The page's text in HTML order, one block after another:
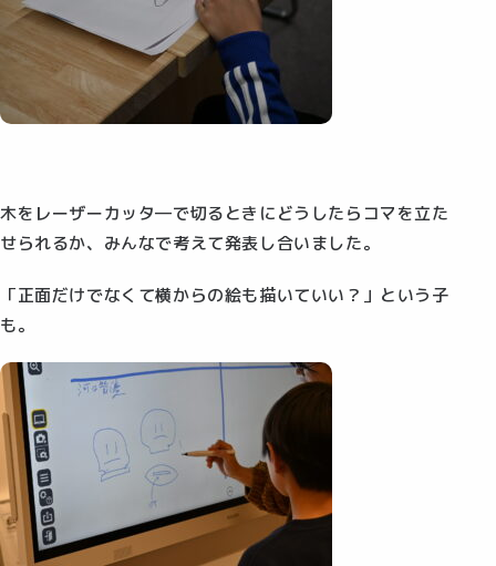
木をレーザーカッタ―で切るときにどうしたらコマを立た
せられるか、みんなで考えて発表し合いました。
「正面だけでなくて横からの絵も描いていい？」という子
も。